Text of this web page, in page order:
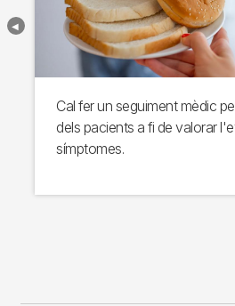
Cal fer un seguiment mèdic
dels pacients a fi de valorar
símptomes.